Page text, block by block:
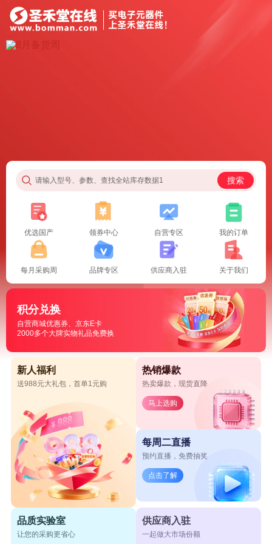
请输入型号、参数、查找全站库存数据1 搜索
优选国产 领券中心 自营专区 我的订单
每月采购周 品牌专区 供应商入驻 关于我们
积分兑换
自营商城优惠券、京东E卡
2000多个大牌实物礼品免费换
新人福利
送988元大礼包，首单1元购
热销爆款
热卖爆款，现货直降
马上选购
每周二直播
预约直播，免费抽奖
点击了解
品质实验室
让您的采购更省心
供应商入驻
一起做大市场份额